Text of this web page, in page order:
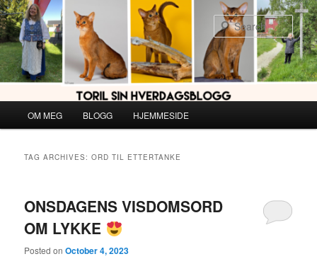
Skip
to
primary
content
Skip
to
secondary
content
OM MEG BLOGG HJEMMESIDE
TAG ARCHIVES:ORD TIL ETTERTANKE
ONSDAGENS VISDOMSORD
OM LYKKE
Posted onOctober 4, 2023